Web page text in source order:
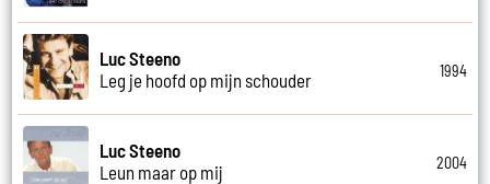
Luc Steeno
Leg je hoofd op mijn schouder
1994
Luc Steeno
Leun maar op mij
2004